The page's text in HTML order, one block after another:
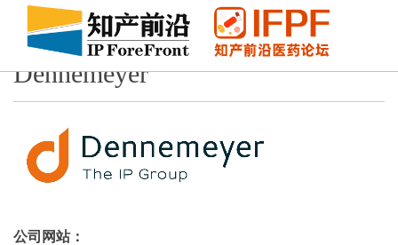
Dennemeyer
公司网站：